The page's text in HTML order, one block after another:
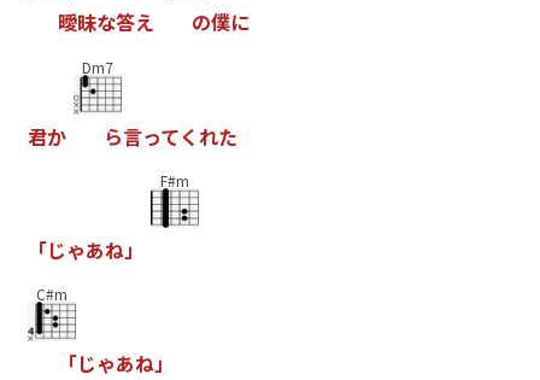
曖昧な答え の僕に
君か
Dm7
ら言ってく れた
「じゃあね」
F#m
C#m
「じゃあね」